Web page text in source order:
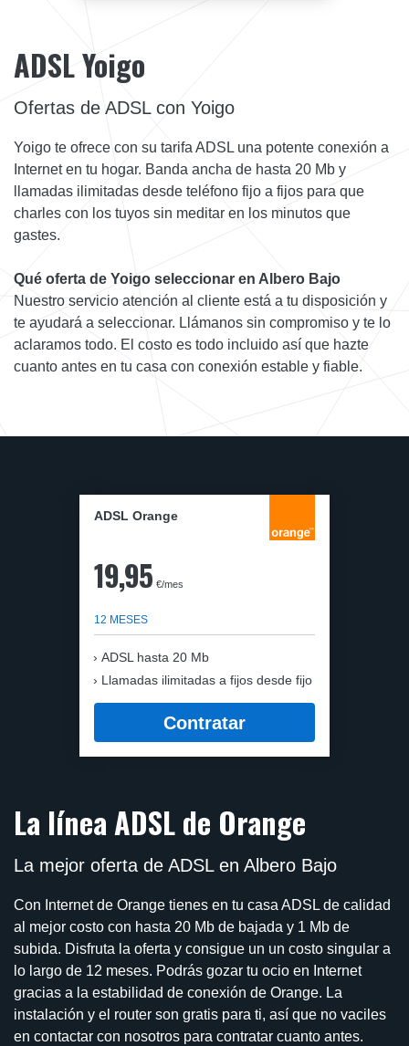
ADSL Yoigo
Ofertas de ADSL con Yoigo
Yoigo te ofrece con su tarifa ADSL una potente conexión a
Internet en tu hogar. Banda ancha de hasta 20 Mb y
llamadas ilimitadas desde teléfono fijo a fijos para que
charles con los tuyos sin meditar en los minutos que
gastes.
Qué oferta de Yoigo seleccionar en Albero Bajo
Nuestro servicio atención al cliente está a tu disposición y
te ayudará a seleccionar. Llámanos sin compromiso y te lo
aclaramos todo. El costo es todo incluido así que hazte
cuanto antes en tu casa con conexión estable y fiable.
ADSL Orange
19,95 €/mes
12 MESES
ADSL hasta 20 Mb
Llamadas ilimitadas a fijos desde fijo
Contratar
La línea ADSL de Orange
La mejor oferta de ADSL en Albero Bajo
Con Internet de Orange tienes en tu casa ADSL de calidad
al mejor costo con hasta 20 Mb de bajada y 1 Mb de
subida. Disfruta la oferta y consigue un un costo singular a
lo largo de 12 meses. Podrás gozar tu ocio en Internet
gracias a la estabilidad de conexión de Orange. La
instalación y el router son gratis para ti, así que no vaciles
en contactar con nosotros para contratar cuanto antes.